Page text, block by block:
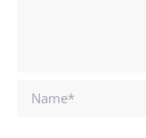
Name*